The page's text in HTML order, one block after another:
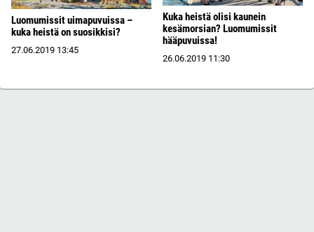
Luomumissit uimapuvuissa –
kuka heistä on suosikkisi?
27.06.2019 13:45
Kuka heistä olisi kaunein
kesämorsian? Luomumissit
hääpuvuissa!
26.06.2019 11:30